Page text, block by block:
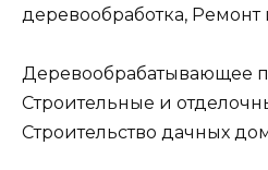
деревообработка, Ремонт
Деревообрабатывающее
Строительные и
Строительство дачных